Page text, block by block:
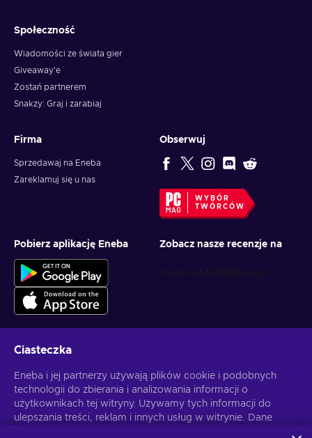
Społeczność
Wiadomości ze świata gier
Giveaway'e
Zostań partnerem
Snakzy: Graj i zarabiaj
Firma
Sprzedawaj na Eneba
Zareklamuj się u nas
Obserwuj
WYBÓR
TWÓRCÓW
Pobierz aplikację Eneba Zobacz nasze recenzje na
Subskrybuj
Możesz anulować subskrypcję w dowolnej chwili. Sprawdź Politykę
Ciasteczka
Eneba i jej partnerzy używają plików cookie i podobnych
technologii do zbierania i analizowania informacji o
użytkownikach tej witryny. Używamy tych informacji do
ulepszania treści, reklam i innych usług w witrynie. Dane